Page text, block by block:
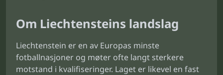
Om Liechtensteins landslag
Liechtenstein er en av Europas minste
fotballnasjoner og møter ofte langt sterkere
motstand i kvalifiseringer. Laget er likevel en fast